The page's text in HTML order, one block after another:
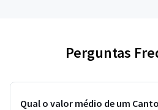
Perguntas
Qual o valor médio de um